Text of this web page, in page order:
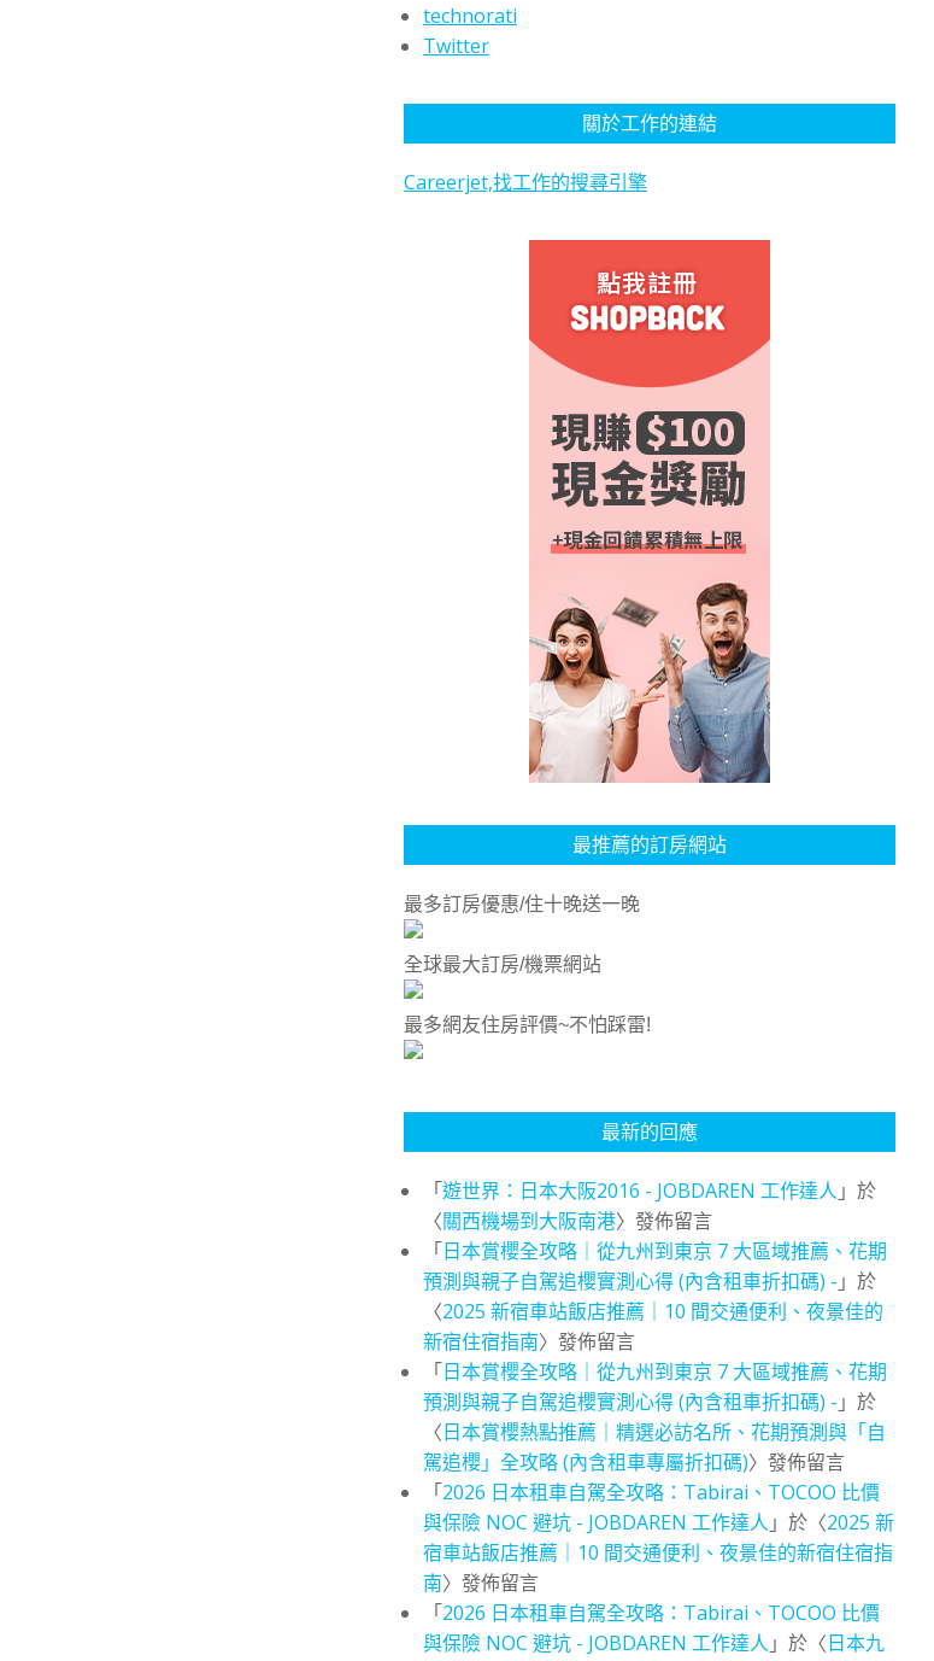
technorati
Twitter
關於工作的連結
Careerjet,找工作的搜尋引擎
最推薦的訂房網站
最多訂房優惠/住十晚送一晚
全球最大訂房/機票網站
最多網友住房評價~不怕踩雷!
最新的回應
「遊世界：日本大阪2016 - JOBDAREN 工作達人 」於
〈關西機場到大阪南港〉發佈留言
「日本賞櫻全攻略｜從九州到東京 7 大區域推薦、花期
預測與親子自駕追櫻實測心得 (內含租車折扣碼) - 」於
〈2025 新宿車站飯店推薦｜10 間交通便利、夜景佳的
新宿住宿指南〉發佈留言
「日本賞櫻全攻略｜從九州到東京 7 大區域推薦、花期
預測與親子自駕追櫻實測心得 (內含租車折扣碼) - 」於
〈日本賞櫻熱點推薦｜精選必訪名所、花期預測與「自
駕追櫻」全攻略 (內含租車專屬折扣碼)〉發佈留言
「2026 日本租車自駕全攻略：Tabirai、TOCOO 比價
與保險 NOC 避坑 - JOBDAREN 工作達人 」於〈2025 新
宿車站飯店推薦｜10 間交通便利、夜景佳的新宿住宿指
南〉發佈留言
「2026 日本租車自駕全攻略：Tabirai、TOCOO 比價
與保險 NOC 避坑 - JOBDAREN 工作達人 」於〈日本九